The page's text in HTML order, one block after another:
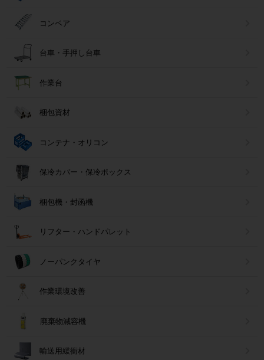
コンベア
台車・手押し台車
作業台
梱包資材
コンテナ・オリコン
保冷カバー・保冷ボックス
梱包機・封函機
リフター・ハンドパレット
ノーパンクタイヤ
作業環境改善
廃棄物減容機
輸送用緩衝材